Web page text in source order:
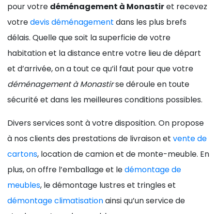
pour votre déménagement à Monastiret recevez
votredevis déménagement dans les plus brefs
délais. Quelle que soit la superficie de votre
habitation et la distance entre votre lieu de départ
et d’arrivée, on a tout ce qu’il faut pour que votre
déménagement à Monastirse déroule en toute
sécurité et dans les meilleures conditions possibles.
Divers services sont à votre disposition. On propose
à nos clients des prestations de livraison et vente de
cartons, location de camion et de monte-meuble. En
plus, on offre l’emballage et ledémontage de
meubles, le démontage lustres et tringles et
démontage climatisationainsi qu’un service de